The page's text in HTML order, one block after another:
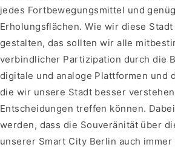
jedes Fortbewegungsmittel und
Erholungsflächen. Wie wir diese
gestalten, das sollten wir alle
verbindlicher Partizipation durch die
digitale und analoge Plattformen und
die wir unsere Stadt besser
Entscheidungen treffen können.
werden, dass die Souveränität über
unserer Smart City Berlin auch